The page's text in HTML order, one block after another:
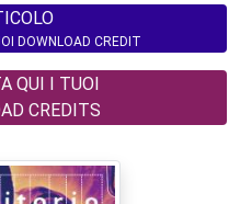
DOWNLOAD CREDIT
QUI I TUOI
CREDITS